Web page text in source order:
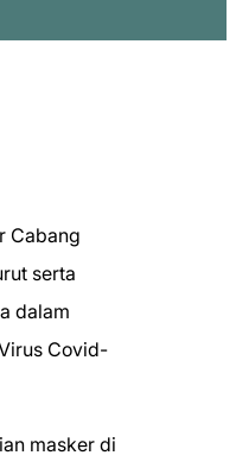
Cabang
serta
dalam
Covid-
masker di